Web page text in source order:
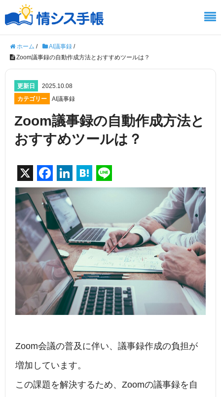
ホーム / AI議事録 /
Zoom議事録の自動作成方法とおすすめツールは？
更新日
2025.10.08
カテゴリー
AI議事録
Zoom議事録の自動作成方法と
おすすめツールは？
X
F
a
c
e
b
o
o
k
Li
n
k
e
dI
n
H
at
n
a
n
Zoom会議の普及に伴い、議事録作成の負担が
増加しています。
この課題を解決するため、Zoomの議事録を自